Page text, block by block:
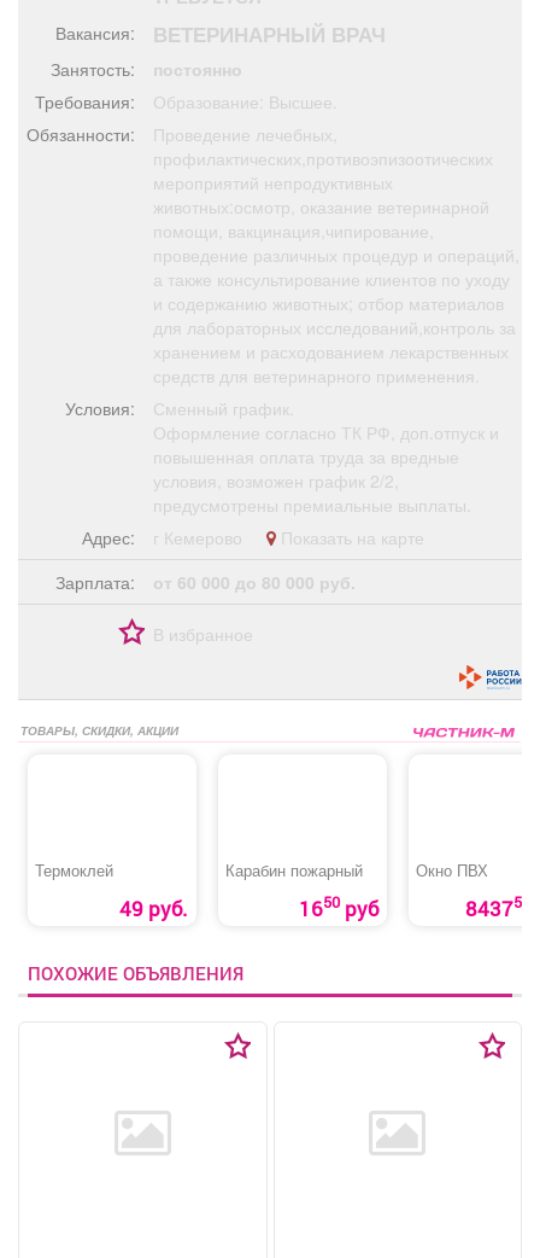
Поздравления
Я - пенсионер
Вакансия: ВЕТЕРИНАРНЫЙ ВРАЧ
Занятость:
постоянно
Требования:
Образование: Высшее.
Обязанности:
Проведение лечебных,
профилактических,противоэпизоотических
мероприятий непродуктивных
животных:осмотр, оказание ветеринарной
помощи, вакцинация,чипирование,
проведение различных процедур и операций,
а также консультирование клиентов по уходу
и содержанию животных; отбор материалов
для лабораторных исследований,контроль за
хранением и расходованием лекарственных
средств для ветеринарного применения.
Условия:
Сменный график.
Оформление согласно ТК РФ, доп.отпуск и
повышенная оплата труда за вредные
условия, возможен график 2/2,
предусмотрены премиальные выплаты.
Адрес:
г Кемерово
Показать на карте
Зарплата:
от 60 000 до 80 000 руб.
В избранное
ТОВАРЫ, СКИДКИ, АКЦИИ
Термоклей
49 руб.
Карабин пожарный
1650руб
Окно ПВХ
843750
ПОХОЖИЕ ОБЪЯВЛЕНИЯ